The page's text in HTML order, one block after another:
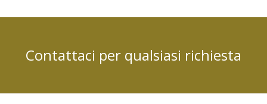
Contattaci per qualsiasi richiesta